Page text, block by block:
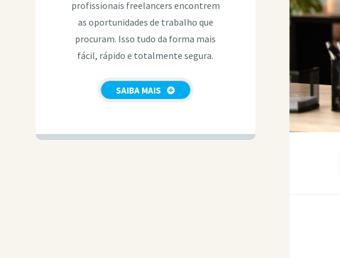
profissionais freelancers encontrem
as oportunidades de trabalho que
procuram. Isso tudo da forma mais
fácil, rápido e totalmente segura.
SAIBA MAIS